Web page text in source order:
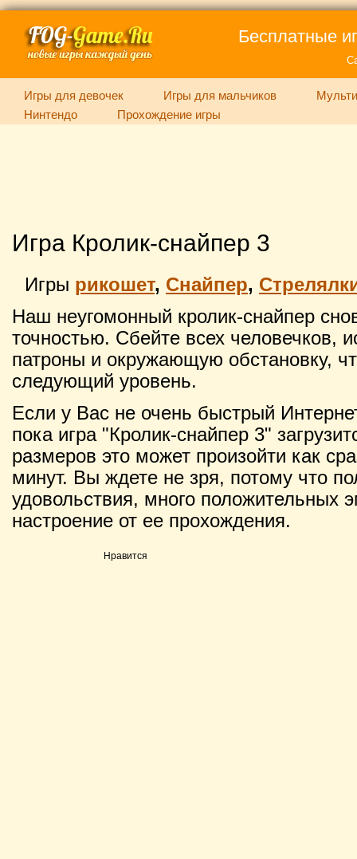
Бесплатные
Игры для девочек Игры для мальчиков
Нинтендо
Прохождение игры
Игра Кролик-снайпер 3
Игры рикошет, Снайпер,
Наш неугомонный кролик-снайпер
точностью. Сбейте всех человечков,
патроны и окружающую обстановку,
следующий уровень.
Если у Вас не очень быстрый
пока игра "Кролик-снайпер 3"
размеров это может произойти как
минут. Вы ждете не зря, потому что
удовольствия, много положительных
настроение от ее прохождения.
Нравится